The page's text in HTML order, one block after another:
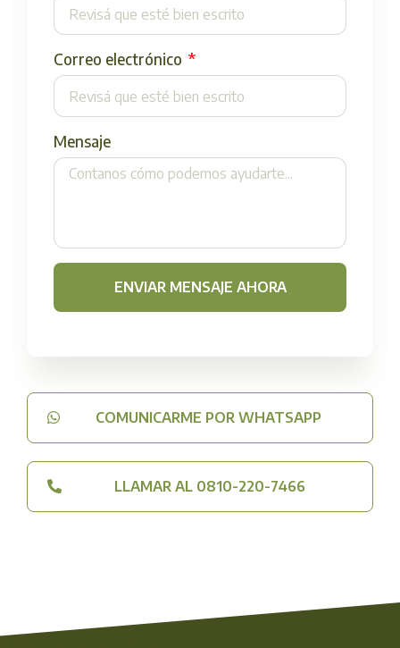
Correo electrónico
Mensaje
ENVIAR MENSAJE AHORA
COMUNICARME POR WHATSAPP
LLAMAR AL 0810-220-7466